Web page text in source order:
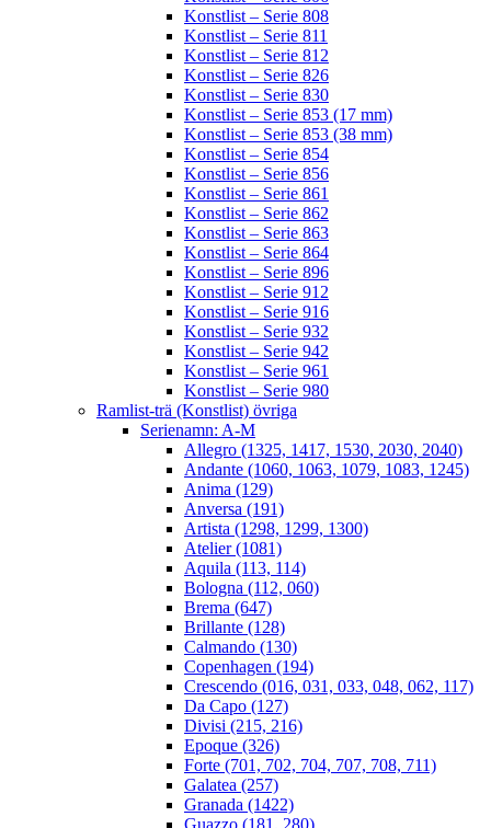
Konstlist – Serie 808
Konstlist – Serie 811
Konstlist – Serie 812
Konstlist – Serie 826
Konstlist – Serie 830
Konstlist – Serie 853 (17 mm)
Konstlist – Serie 853 (38 mm)
Konstlist – Serie 854
Konstlist – Serie 856
Konstlist – Serie 861
Konstlist – Serie 862
Konstlist – Serie 863
Konstlist – Serie 864
Konstlist – Serie 896
Konstlist – Serie 912
Konstlist – Serie 916
Konstlist – Serie 932
Konstlist – Serie 942
Konstlist – Serie 961
Konstlist – Serie 980
Ramlist-trä (Konstlist) övriga
Serienamn: A-M
Allegro (1325, 1417, 1530, 2030, 2040)
Andante (1060, 1063, 1079, 1083, 1245)
Anima (129)
Anversa (191)
Artista (1298, 1299, 1300)
Atelier (1081)
Aquila (113, 114)
Bologna (112, 060)
Brema (647)
Brillante (128)
Calmando (130)
Copenhagen (194)
Crescendo (016, 031, 033, 048, 062, 117)
Da Capo (127)
Divisi (215, 216)
Epoque (326)
Forte (701, 702, 704, 707, 708, 711)
Galatea (257)
Granada (1422)
Guazzo (181, 280)